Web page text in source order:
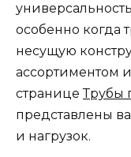
особенно когда
несущую
ассортиментом
страницеТрубы
представлены
и нагрузок.